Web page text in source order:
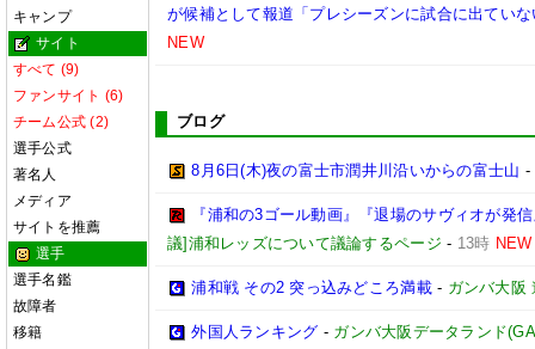
キャンプ
サイト
すべて (9)
ファンサイト (6)
チーム公式 (2)
選手公式
著名人
メディア
サイトを推薦
選手
選手名鑑
故障者
移籍
が候補として報道「プレシーズンに試合に出ていな
NEW
ブログ
8月6日(木)夜の富士市潤井川沿いからの富士山 -
『浦和の3ゴール動画』『退場のサヴィオが発
議]浦和レッズについて議論するページ - 13時 NEW
浦和戦 その2 突っ込みどころ満載- ガンバ大阪
外国人ランキング - ガンバ大阪データランド